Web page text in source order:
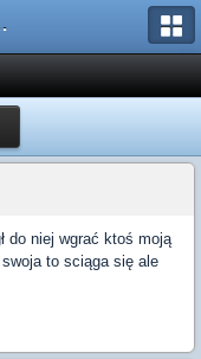
do niej wgrać ktoś moją
to sciąga się ale